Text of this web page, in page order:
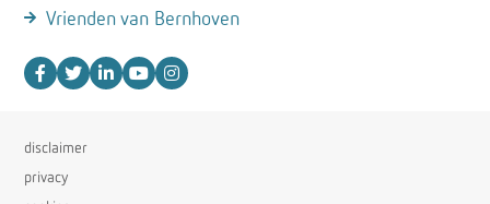
Vrienden van Bernhoven
disclaimer
privacy